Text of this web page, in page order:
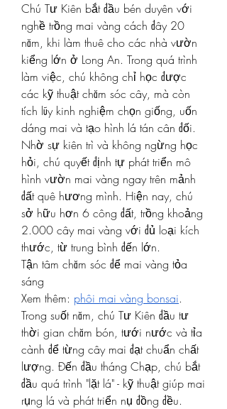
Chú Tư Kiên bắt đầu bén duyên với
nghề trồng mai vàng cách đây 20
năm, khi làm thuê cho các nhà vườn
kiểng lớn ở Long An. Trong quá trình
làm việc, chú không chỉ học được
các kỹ thuật chăm sóc cây, mà còn
tích lũy kinh nghiệm chọn giống, uốn
dáng mai và tạo hình lá tán cân đối.
Nhờ sự kiên trì và không ngừng học
hỏi, chú quyết định tự phát triển mô
hình vườn mai vàng ngay trên mảnh
đất quê hương mình. Hiện nay, chú
sở hữu hơn 6 công đất, trồng khoảng
2.000 cây mai vàng với đủ loại kích
thước, từ trung bình đến lớn.
Tận tâm chăm sóc để mai vàng tỏa
sáng
Xem thêm: phôi mai vàng bonsai.
Trong suốt năm, chú Tư Kiên đầu tư
thời gian chăm bón, tưới nước và tỉa
cành để từng cây mai đạt chuẩn chất
lượng. Đến đầu tháng Chạp, chú bắt
đầu quá trình "lặt lá" - kỹ thuật giúp mai
rụng lá và phát triển nụ đồng đều.